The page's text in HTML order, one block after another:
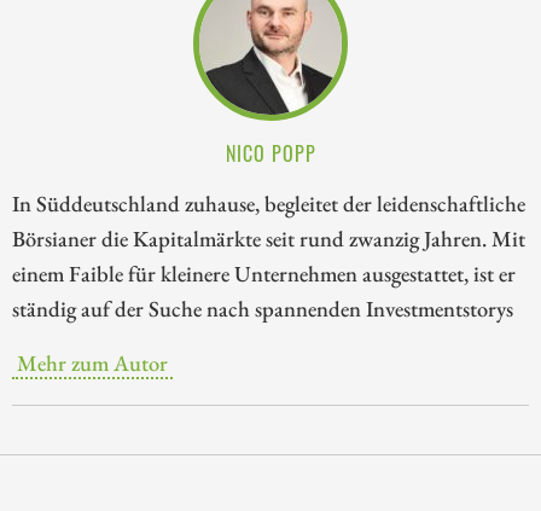
NICO POPP
In Süddeutschland zuhause, begleitet der leidenschaftliche
Börsianer die Kapitalmärkte seit rund zwanzig Jahren. Mit
einem Faible für kleinere Unternehmen ausgestattet, ist er
ständig auf der Suche nach spannenden Investmentstorys
Mehr zum Autor